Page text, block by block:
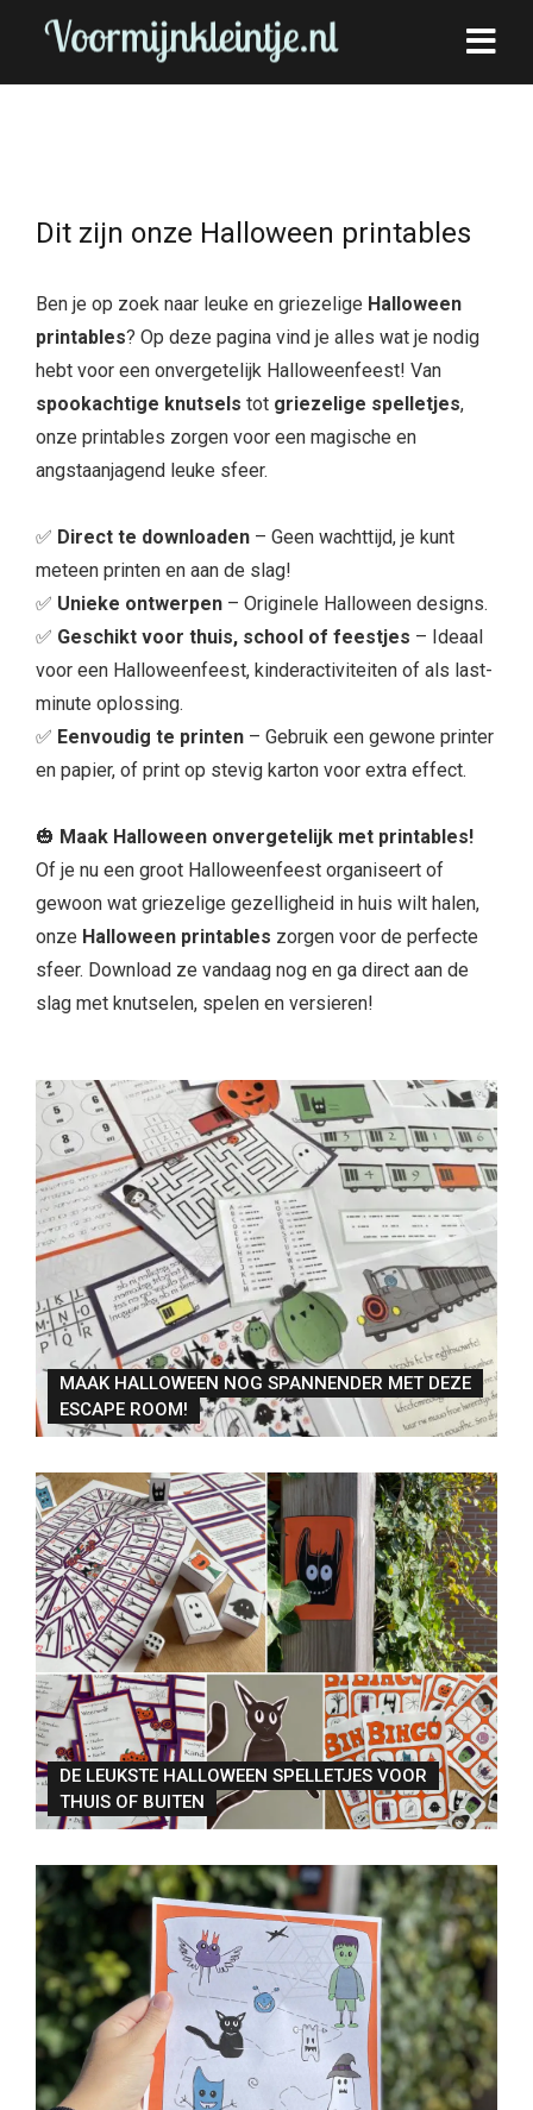
Dit zijn onze Halloween printables
Ben je op zoek naar leuke en griezelige Halloween
printables? Op deze pagina vind je alles wat je nodig
hebt voor een onvergetelijk Halloweenfeest! Van
spookachtige knutsels tot griezelige spelletjes,
onze printables zorgen voor een magische en
angstaanjagend leuke sfeer.
✅ Direct te downloaden – Geen wachttijd, je kunt
meteen printen en aan de slag!
✅ Unieke ontwerpen – Originele Halloween designs.
✅ Geschikt voor thuis, school of feestjes – Ideaal
voor een Halloweenfeest, kinderactiviteiten of als last-
minute oplossing.
✅ Eenvoudig te printen – Gebruik een gewone printer
en papier, of print op stevig karton voor extra effect.
🎃 Maak Halloween onvergetelijk met printables!
Of je nu een groot Halloweenfeest organiseert of
gewoon wat griezelige gezelligheid in huis wilt halen,
onze Halloween printables zorgen voor de perfecte
sfeer. Download ze vandaag nog en ga direct aan de
slag met knutselen, spelen en versieren!
MAAK HALLOWEEN NOG SPANNENDER MET DEZE
ESCAPE ROOM!
DE LEUKSTE HALLOWEEN SPELLETJES VOOR
THUIS OF BUITEN